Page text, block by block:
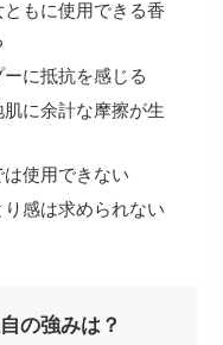
もに使用できる香
に抵抗を感じる
に余計な摩擦が生
使用できない
感は求められない
の強みは？